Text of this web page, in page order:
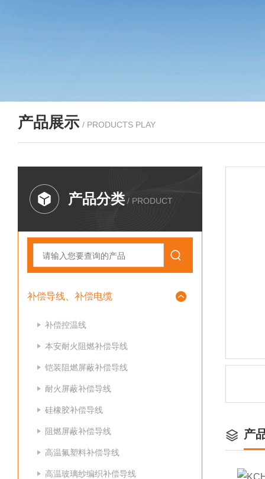
产品展示 / PRODUCTS PLAY
产品分类 / PRODUCT
补偿导线、补偿电缆
补偿控温线
本安耐火阻燃补偿导线
铠装阻燃屏蔽补偿导线
耐火屏蔽补偿导线
硅橡胶补偿导线
阻燃屏蔽补偿导线
高温氟塑料补偿导线
高温玻璃纱编织补偿导线
产